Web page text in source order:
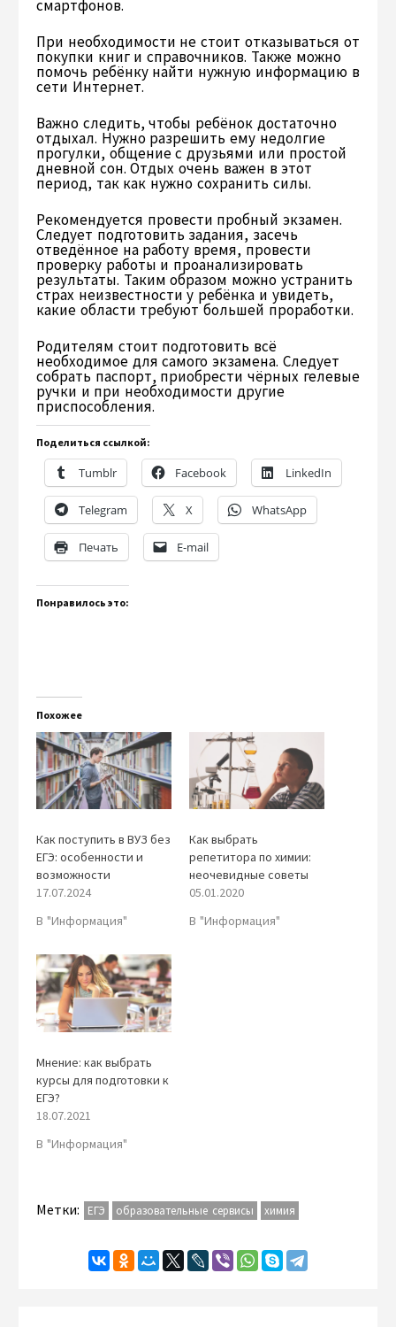
смартфонов.
При необходимости не стоит отказываться от
покупки книг и справочников. Также можно
помочь ребёнку найти нужную информацию в
сети Интернет.
Важно следить, чтобы ребёнок достаточно
отдыхал. Нужно разрешить ему недолгие
прогулки, общение с друзьями или простой
дневной сон. Отдых очень важен в этот
период, так как нужно сохранить силы.
Рекомендуется провести пробный экзамен.
Следует подготовить задания, засечь
отведённое на работу время, провести
проверку работы и проанализировать
результаты. Таким образом можно устранить
страх неизвестности у ребёнка и увидеть,
какие области требуют большей проработки.
Родителям стоит подготовить всё
необходимое для самого экзамена. Следует
собрать паспорт, приобрести чёрных гелевые
ручки и при необходимости другие
приспособления.
Поделиться ссылкой:
Tumblr Facebook LinkedIn
Telegram X WhatsApp
Печать E-mail
Понравилось это:
Похожее
Как поступить в ВУЗ без
ЕГЭ: особенности и
возможности
17.07.2024
В "Информация"
Как выбрать
репетитора по химии:
неочевидные советы
05.01.2020
В "Информация"
Мнение: как выбрать
курсы для подготовки к
ЕГЭ?
18.07.2021
В "Информация"
Метки: ЕГЭ образовательные сервисы химия